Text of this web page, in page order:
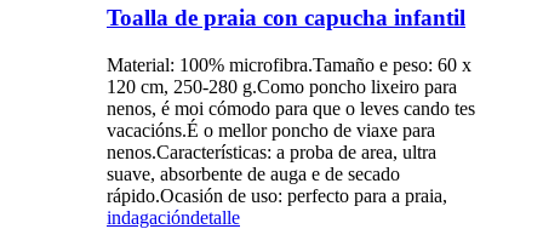
Toalla de praia con capucha infantil
Material: 100% microfibra.Tamaño e peso: 60 x
120 cm, 250-280 g.Como poncho lixeiro para
nenos, é moi cómodo para que o leves cando tes
vacacións.É o mellor poncho de viaxe para
nenos.Características: a proba de area, ultra
suave, absorbente de auga e de secado
rápido.Ocasión de uso: perfecto para a praia,
indagacióndetalle